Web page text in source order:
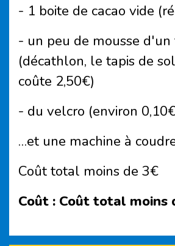
- 1 boite de cacao vide
- un peu de mousse d'un
(décathlon, le tapis de
coûte 2,50€)
- du velcro (environ
…et une machine à
Coût total moins de 3€
Coût : Coût total moins